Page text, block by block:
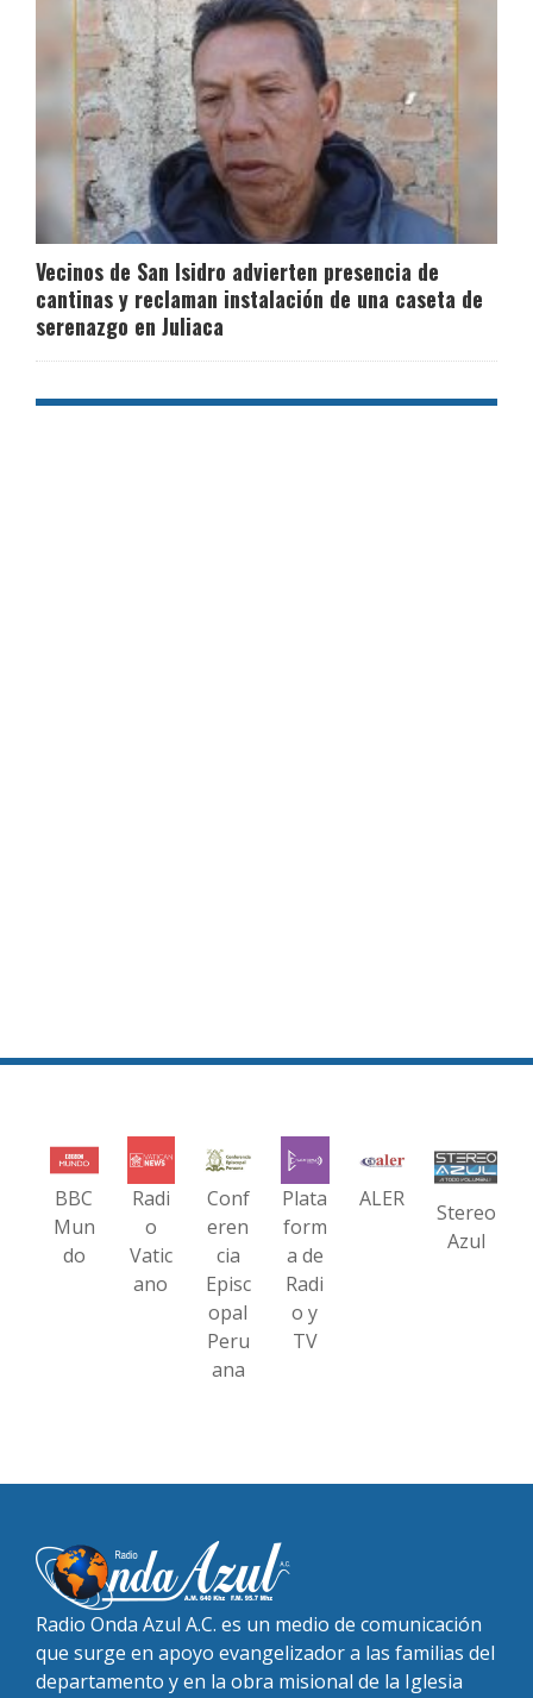
Vecinos de San Isidro advierten presencia de
cantinas y reclaman instalación de una caseta de
serenazgo en Juliaca
BBC
Mun
do
Radi
o
Vatic
ano
Conf
eren
cia
Episc
opal
Peru
ana
Plata
form
a de
Radi
o y
TV
ALER
Stereo
Azul
Radio Onda Azul A.C. es un medio de comunicación
que surge en apoyo evangelizador a las familias del
departamento y en la obra misional de la Iglesia